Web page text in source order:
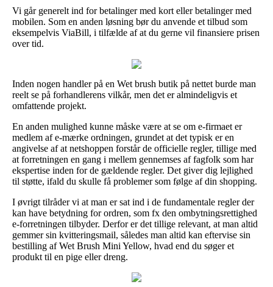
Vi går generelt ind for betalinger med kort eller betalinger med
mobilen. Som en anden løsning bør du anvende et tilbud som
eksempelvis ViaBill, i tilfælde af at du gerne vil finansiere prisen
over tid.
Inden nogen handler på en Wet brush butik på nettet burde man
reelt se på forhandlerens vilkår, men det er almindeligvis et
omfattende projekt.
En anden mulighed kunne måske være at se om e-firmaet er
medlem af e-mærke ordningen, grundet at det typisk er en
angivelse af at netshoppen forstår de officielle regler, tillige med
at forretningen en gang i mellem gennemses af fagfolk som har
ekspertise inden for de gældende regler. Det giver dig lejlighed
til støtte, ifald du skulle få problemer som følge af din shopping.
I øvrigt tilråder vi at man er sat ind i de fundamentale regler der
kan have betydning for ordren, som fx den ombytningsrettighed
e-forretningen tilbyder. Derfor er det tillige relevant, at man altid
gemmer sin kvitteringsmail, således man altid kan eftervise sin
bestilling af Wet Brush Mini Yellow, hvad end du søger et
produkt til en pige eller dreng.